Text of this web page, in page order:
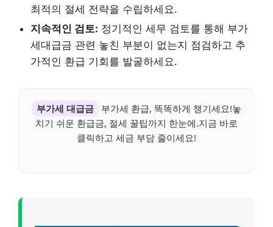
최적의 절세 전략을 수립하세요.
지속적인 검토: 정기적인 세무 검토를 통해 부가
세대급금 관련 놓친 부분이 없는지 점검하고 추
가적인 환급 기회를 발굴하세요.
부가세 대급금
부가세 환급, 똑똑하게 챙기세요!놓
치기 쉬운 환급금, 절세 꿀팁까지 한눈에.지금 바로
클릭하고 세금 부담 줄이세요!